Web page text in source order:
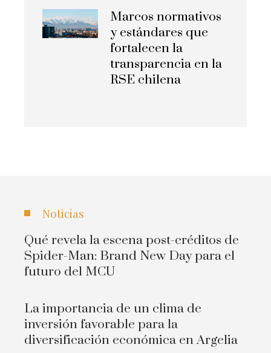
Marcos normativos
y estándares que
fortalecen la
transparencia en la
RSE chilena
Noticias
Qué revela la escena post-créditos de
Spider-Man: Brand New Day para el
futuro del MCU
La importancia de un clima de
inversión favorable para la
diversificación económica en Argelia